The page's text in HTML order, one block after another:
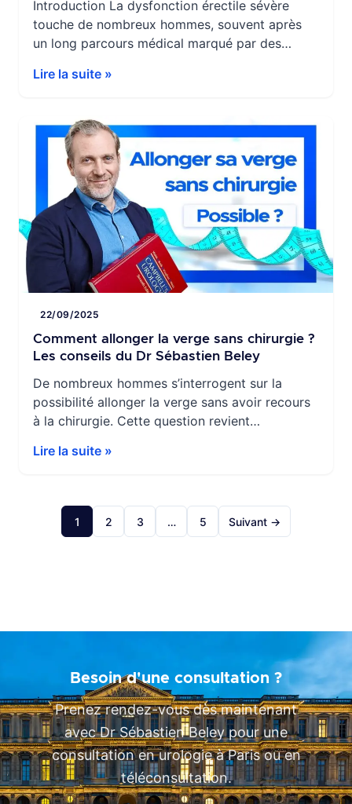
Introduction La dysfonction érectile sévère
touche de nombreux hommes, souvent après
un long parcours médical marqué par des
Lorsque les comprimés, les injections ou les
d’obtenir une érection suffisante, l’implant
pénien représente aujourd’hui la solution la plus
fiable et durable.Cette intervention est
pratiquée depuis plusieurs décennies […]
Lire la suite »
22/09/2025
Comment allonger la verge sans chirurgie ?
Les conseils du Dr Sébastien Beley
De nombreux hommes s’interrogent sur la
possibilité allonger la verge sans avoir recours
à la chirurgie. Cette question revient
sociaux, les forums spécialisés ou même lors
contradictoires, il est essentiel de faire le point
sur ce qui est réellement […]
Lire la suite »
1 2 3 … 5 Suivant →
Besoin d'une consultation ?
Prenez rendez-vous dès maintenant
avec Dr Sébastien Beley pour une
consultation en urologie à Paris ou en
téléconsultation.